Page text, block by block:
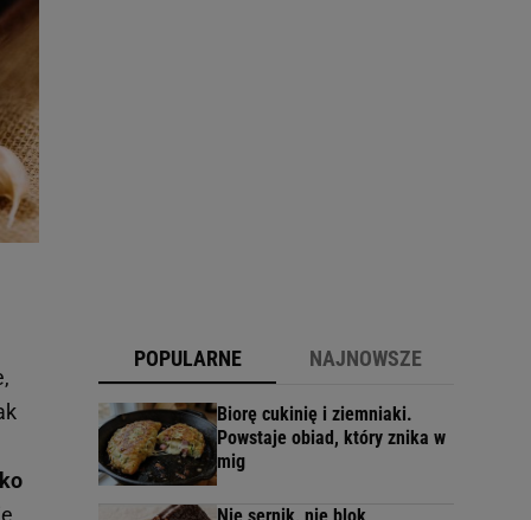
POPULARNE NAJNOWSZE
Biorę cukinię i ziemniaki.
Powstaje obiad, który znika w
mig